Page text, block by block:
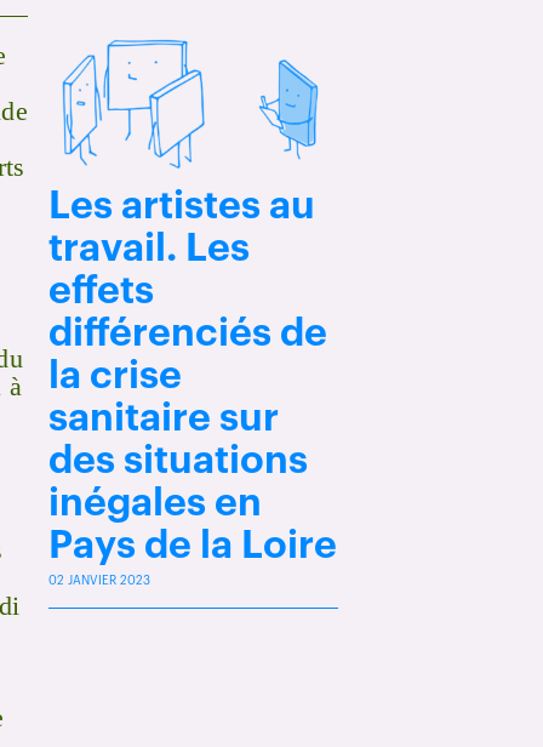
à
Les artistes au
travail. Les
effets
différenciés de
la crise
sanitaire sur
des situations
inégales en
Pays de la Loire
02 JANVIER 2023